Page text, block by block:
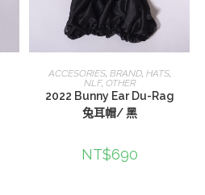
查看內容
ACCESORIES, BRAND, HATS,
NLF, OTHER
2022 Bunny Ear Du-Rag
兔耳帽/ 黑
NT$690